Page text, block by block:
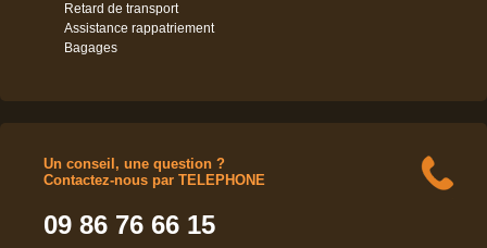
Retard de transport
Assistance rappatriement
Bagages
Un conseil, une question ?
Contactez-nous par TELEPHONE
09 86 76 66 15